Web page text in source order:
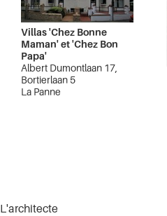
Villas 'Chez Bonne
Maman' et 'Chez Bon
Papa'
Albert Dumontlaan 17,
Bortierlaan 5
La Panne
L'architecte